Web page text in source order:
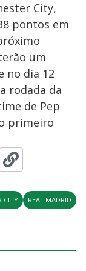
City,
pontos em
um
no dia 12
rodada da
de Pep
primeiro
CITY REAL MADRID